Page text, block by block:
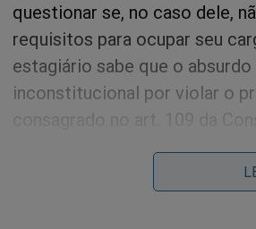
questionar se, no caso dele,
requisitos para ocupar seu
estagiário sabe que o
inconstitucional por violar o
consagrado no art. 109 da
revogada por PEC, e não